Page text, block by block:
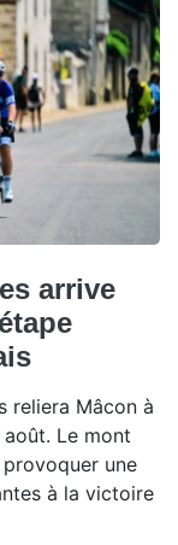
arrive
reliera Mâcon à
Le mont
une
à la victoire